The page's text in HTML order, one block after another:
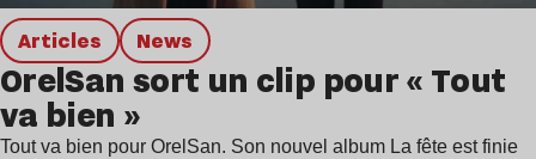
Articles news
OrelSan sort un clip pour « Tout
va bien »
Tout va bien pour OrelSan. Son nouvel album La fête est finie